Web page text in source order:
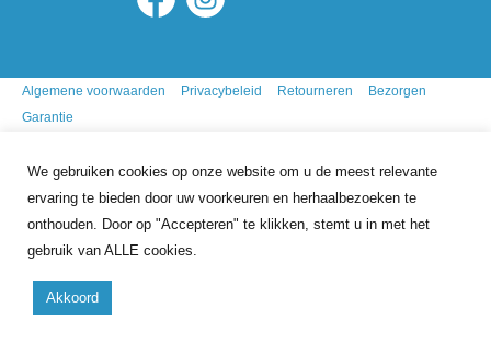
We gebruiken cookies op onze website om u de meest relevante
ervaring te bieden door uw voorkeuren en herhaalbezoeken te
onthouden. Door op "Accepteren" te klikken, stemt u in met het
gebruik van ALLE cookies.
Akkoord
Algemene voorwaarden Privacybeleid Retourneren
Bezorgen
Garantie
Copyright 2026 Mr. Animal